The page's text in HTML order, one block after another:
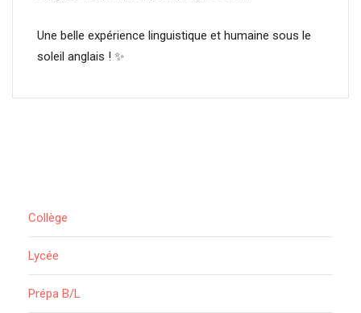
Une belle expérience linguistique et humaine sous le
soleil anglais ! ✨
Collège
Lycée
Prépa B/L